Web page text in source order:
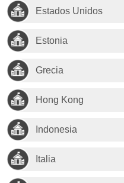
Estados Unidos
Estonia
Grecia
Hong Kong
Indonesia
Italia